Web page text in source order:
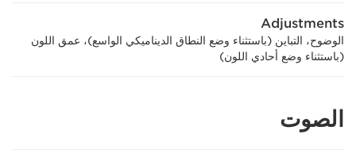
Adjustments
الوضوح، التباين (باستثناء وضع النطاق الديناميكي الواسع)، عمق اللون
(باستثناء وضع أحادي اللون)
الصوت